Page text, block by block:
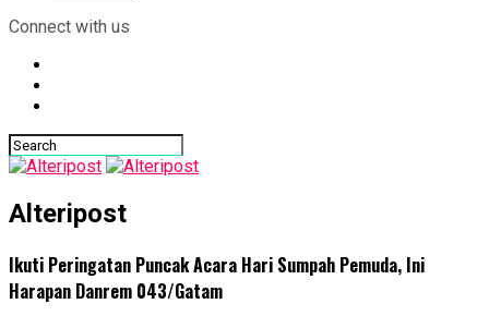
Connect with us
Alteripost
Ikuti Peringatan Puncak Acara Hari Sumpah Pemuda, Ini
Harapan Danrem 043/Gatam